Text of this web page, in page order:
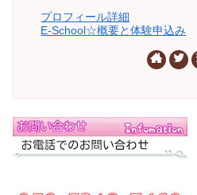
プロフィール詳細
E-School☆概要と体験申込み